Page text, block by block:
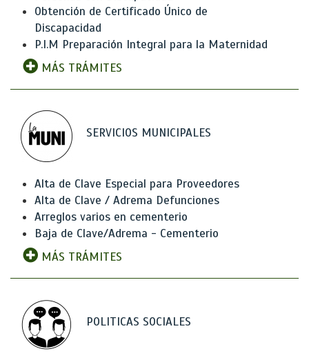
Obtención de Certificado Único de
Discapacidad
P.I.M Preparación Integral para la Maternidad
MÁS TRÁMITES
SERVICIOS MUNICIPALES
Alta de Clave Especial para Proveedores
Alta de Clave / Adrema Defunciones
Arreglos varios en cementerio
Baja de Clave/Adrema - Cementerio
MÁS TRÁMITES
POLITICAS SOCIALES